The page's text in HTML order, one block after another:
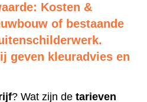
Kosten &
of bestaande
geven kleuradvies en
? Wat zijn de tarieven